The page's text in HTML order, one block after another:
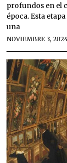
profundos en el
época. Esta
una
NOVIEMBRE 3,